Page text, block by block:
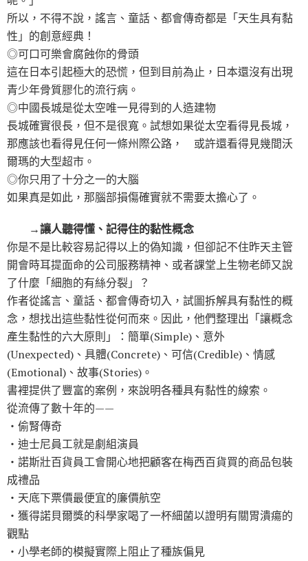
所以，不得不說，謠言、童話、都會傳奇都是「天生具有黏
性」的創意經典！
◎可口可樂會腐蝕你的骨頭
這在日本引起極大的恐慌，但到目前為止，日本還沒有出現
青少年骨質膠化的流行病。
◎中國長城是從太空唯一見得到的人造建物
長城確實很長，但不是很寬。試想如果從太空看得見長城，
那應該也看得見任何一條州際公路， 或許還看得見幾間沃
爾瑪的大型超市。
◎你只用了十分之一的大腦
如果真是如此，那腦部損傷確實就不需要太擔心了。
→讓人聽得懂、記得住的黏性概念
你是不是比較容易記得以上的偽知識，但卻記不住昨天主管
開會時耳提面命的公司服務精神、或者課堂上生物老師又說
了什麼「細胞的有絲分裂」？
作者從謠言、童話、都會傳奇切入，試圖拆解具有黏性的概
念，想找出這些黏性從何而來。因此，他們整理出「讓概念
產生黏性的六大原則」：簡單(Simple)、意外
(Unexpected)、具體(Concrete)、可信(Credible)、情感
(Emotional)、故事(Stories)。
書裡提供了豐富的案例，來說明各種具有黏性的線索。
從流傳了數十年的——
‧偷腎傳奇
‧迪士尼員工就是劇組演員
‧諾斯壯百貨員工會開心地把顧客在梅西百貨買的商品包裝
成禮品
‧天底下票價最便宜的廉價航空
‧獲得諾貝爾獎的科學家喝了一杯細菌以證明有關胃潰瘍的
觀點
‧小學老師的模擬實際上阻止了種族偏見